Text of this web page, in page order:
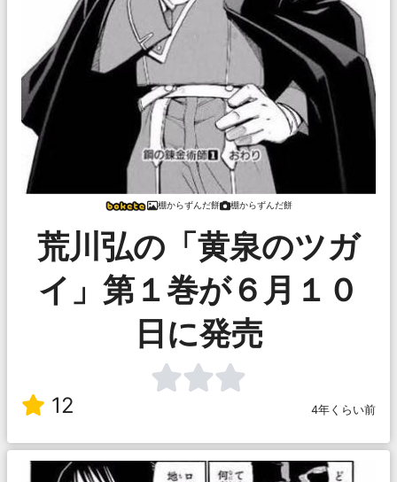
棚からずんだ餅 棚からずんだ餅
荒川弘の「黄泉のツガ
イ」第１巻が６月１０
日に発売
12 4年くらい前